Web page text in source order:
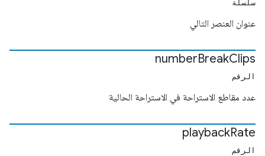
سلسلة
عنوان العنصر التالي
numberBreakClips
الرقم
عدد مقاطع الاستراحة في الاستراحة الحالية
playbackRate
الرقم